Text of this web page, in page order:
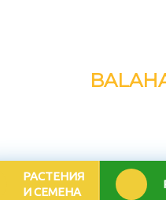
РАСТЕНИЯ
И СЕМЕНА